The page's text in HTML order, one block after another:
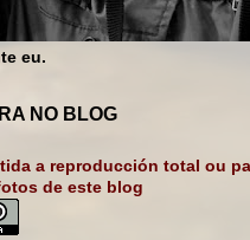
eu.
NO BLOG
a reproducción total ou
de este blog